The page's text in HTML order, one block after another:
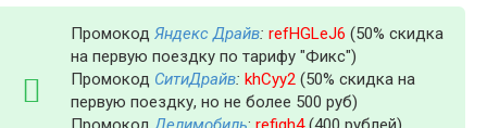
Промокод Яндекс Драйв: refHGLeJ6 (50% скидка
на первую поездку по тарифу "Фикс")
Промокод СитиДрайв: khCyy2 (50% скидка на
первую поездку, но не более 500 руб)